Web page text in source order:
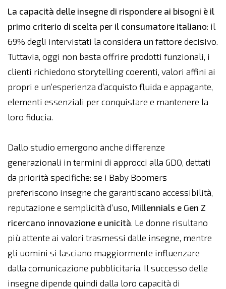
La capacità delle insegne di rispondere ai bisogni è il
primo criterio di scelta per il consumatore italiano: il
69% degli intervistati la considera un fattore decisivo.
Tuttavia, oggi non basta offrire prodotti funzionali, i
clienti richiedono storytelling coerenti, valori affini ai
propri e un’esperienza d’acquisto fluida e appagante,
elementi essenziali per conquistare e mantenere la
loro fiducia.
Dallo studio emergono anche differenze
generazionali in termini di approcci alla GDO, dettati
da priorità specifiche: se i Baby Boomers
preferiscono insegne che garantiscano accessibilità,
reputazione e semplicità d’uso, Millennials e Gen Z
ricercano innovazione e unicità. Le donne risultano
più attente ai valori trasmessi dalle insegne, mentre
gli uomini si lasciano maggiormente influenzare
dalla comunicazione pubblicitaria. Il successo delle
insegne dipende quindi dalla loro capacità di